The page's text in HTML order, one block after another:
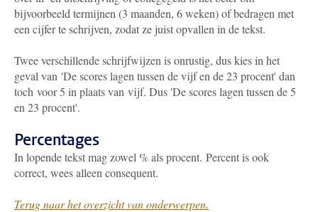
bijvoorbeeld termijnen (3 maanden, 6 weken) of bedragen met
een cijfer te schrijven, zodat ze juist opvallen in de tekst.
Twee verschillende schrijfwijzen is onrustig, dus kies in het
geval van 'De scores lagen tussen de vijf en de 23 procent' dan
toch voor 5 in plaats van vijf. Dus 'De scores lagen tussen de 5
en 23 procent'.
Percentages
In lopende tekst mag zowel % als procent. Percent is ook
correct, wees alleen consequent.
Terug naar het overzicht van onderwerpen.